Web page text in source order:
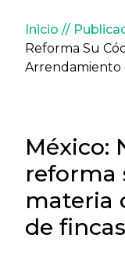
Inicio
Reforma Su
Arrendamiento
México:
reforma
materia
de